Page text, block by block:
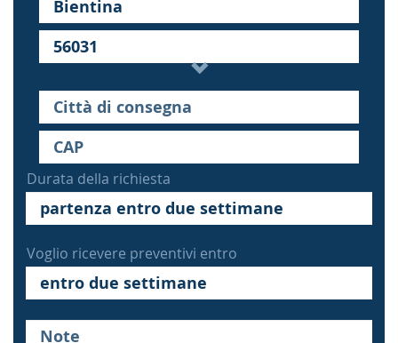
Durata della richiesta
Voglio ricevere preventivi entro